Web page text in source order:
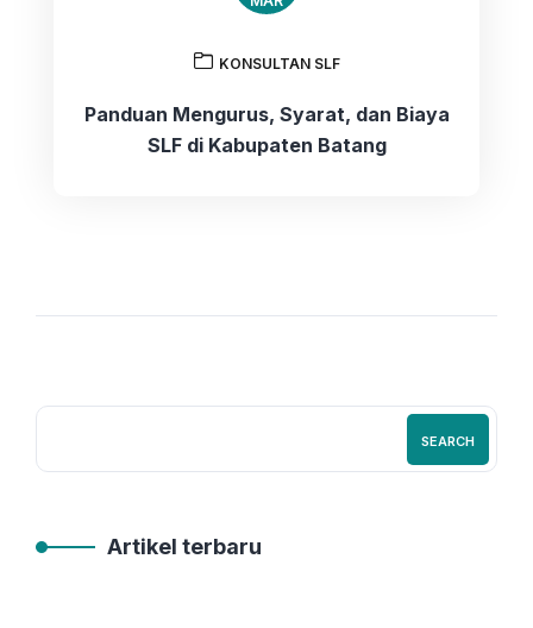
KONSULTAN SLF
Panduan Mengurus, Syarat, dan Biaya
SLF di Kabupaten Batang
SEARCH
Artikel terbaru